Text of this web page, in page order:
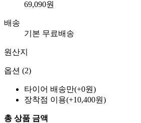
69,090원
배송
기본 무료배송
원산지
옵션 (2)
타이어 배송만(+0원)
장착점 이용(+10,400원)
총 상품 금액